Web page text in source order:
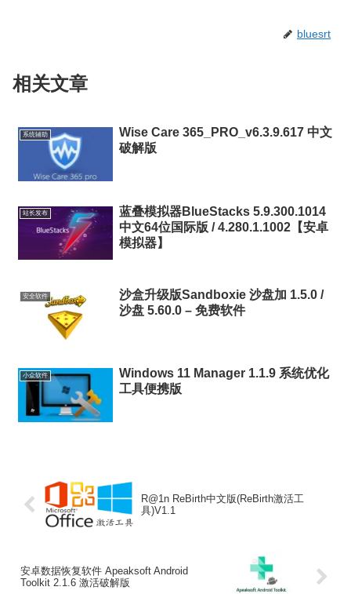
bluesrt
相关文章
系统辅助
Wise Care 365_PRO_v6.3.9.617 中文
破解版
站长发布
蓝叠模拟器BlueStacks 5.9.300.1014
中文64位国际版 / 4.280.1.1002【安卓
模拟器】
安全软件
沙盒升级版Sandboxie 沙盘加 1.5.0 /
沙盘 5.60.0 – 免费软件
小众软件
Windows 11 Manager 1.1.9 系统优化
工具便携版
R@1n ReBirth中文版(ReBirth激活工
具)V1.1
安卓数据恢复软件 Apeaksoft Android
Toolkit 2.1.6 激活破解版